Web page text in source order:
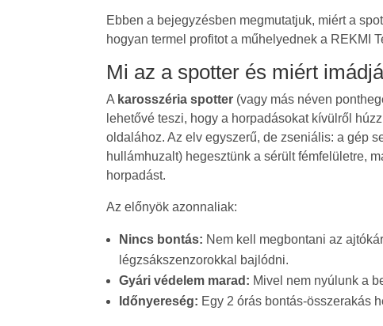
Ebben a bejegyzésben megmutatjuk, miért a
hogyan termel profitot a műhelyednek a REKMI
Mi az a spotter és miért
A karosszéria spotter (vagy más néven
lehetővé teszi, hogy a horpadásokat kívülről
oldalához. Az elv egyszerű, de zseniális: a gép
hullámhuzalt) hegesztünk a sérült fémfelületre,
horpadást.
Az előnyök azonnaliak:
Nincs bontás: Nem kell megbontani az
légzsákszenzorokkal bajlódni.
Gyári védelem marad: Mivel nem nyúlunk a
Időnyereség: Egy 2 órás bontás-összerakás